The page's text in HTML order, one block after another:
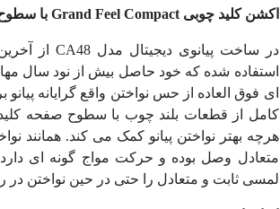
اکشن کلید چوبی Grand Feel Compact با
در ساخت پیانوی دیجیتال مدلCA48 از
استفاده شده که خود حاصل بیش از نود سال
کامل از قطعات بلند چوب با سطوح صفحه
هرچه بهتر نواختن پیانو کمک می کند. همانند
متعادل وصل بوده و حرکت مواج گونه ای
لمسی ثابت و متعادل را حتی در حین نواختن در